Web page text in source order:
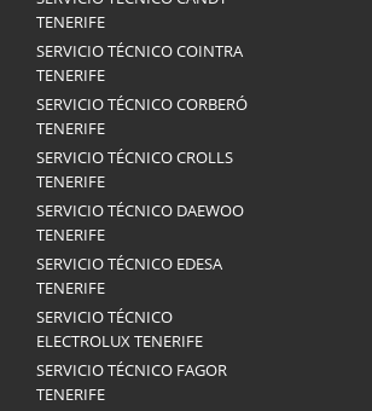
TENERIFE
SERVICIO TÉCNICO COINTRA
TENERIFE
SERVICIO TÉCNICO CORBERÓ
TENERIFE
SERVICIO TÉCNICO CROLLS
TENERIFE
SERVICIO TÉCNICO DAEWOO
TENERIFE
SERVICIO TÉCNICO EDESA
TENERIFE
SERVICIO TÉCNICO
ELECTROLUX TENERIFE
SERVICIO TÉCNICO FAGOR
TENERIFE